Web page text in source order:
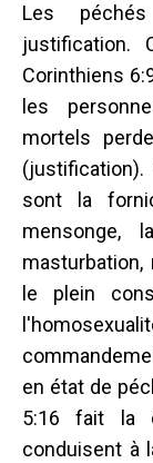
Les
justification.
Corinthiens
les
mortels
sont la
mensonge,
masturbation,
le plein
en état de
5:16 fait la
conduisent à